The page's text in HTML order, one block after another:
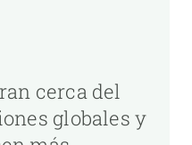
cerca del
globales y